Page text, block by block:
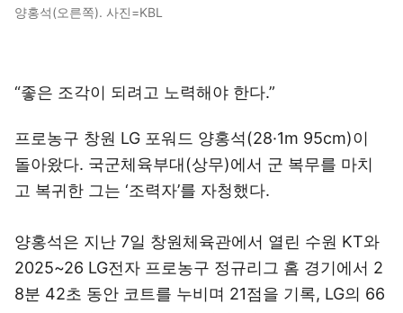
양홍석(오른쪽). 사진=KBL
“좋은 조각이 되려고 노력해야 한다.”
프로농구 창원 LG 포워드 양홍석(28·1m 95cm)이
돌아왔다. 국군체육부대(상무)에서 군 복무를 마치
고 복귀한 그는 ‘조력자’를 자청했다.
양홍석은 지난 7일 창원체육관에서 열린 수원 KT와
2025~26 LG전자 프로농구 정규리그 홈 경기에서 2
8분 42초 동안 코트를 누비며 21점을 기록, LG의 66